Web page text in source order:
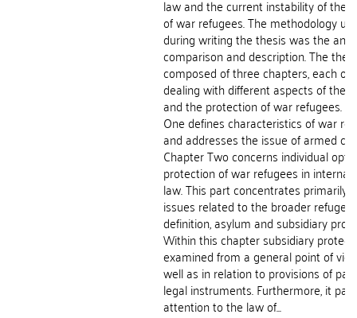
law and the current instability of the
of war refugees. The methodology
during writing the thesis was the
comparison and description. The
composed of three chapters, each of
dealing with different aspects of the
and the protection of war refugees.
One defines characteristics of war
and addresses the issue of armed
Chapter Two concerns individual
protection of war refugees in
law. This part concentrates primarily
issues related to the broader refugee
definition, asylum and subsidiary
Within this chapter subsidiary
examined from a general point of
well as in relation to provisions of
legal instruments. Furthermore, it
attention to the law of...